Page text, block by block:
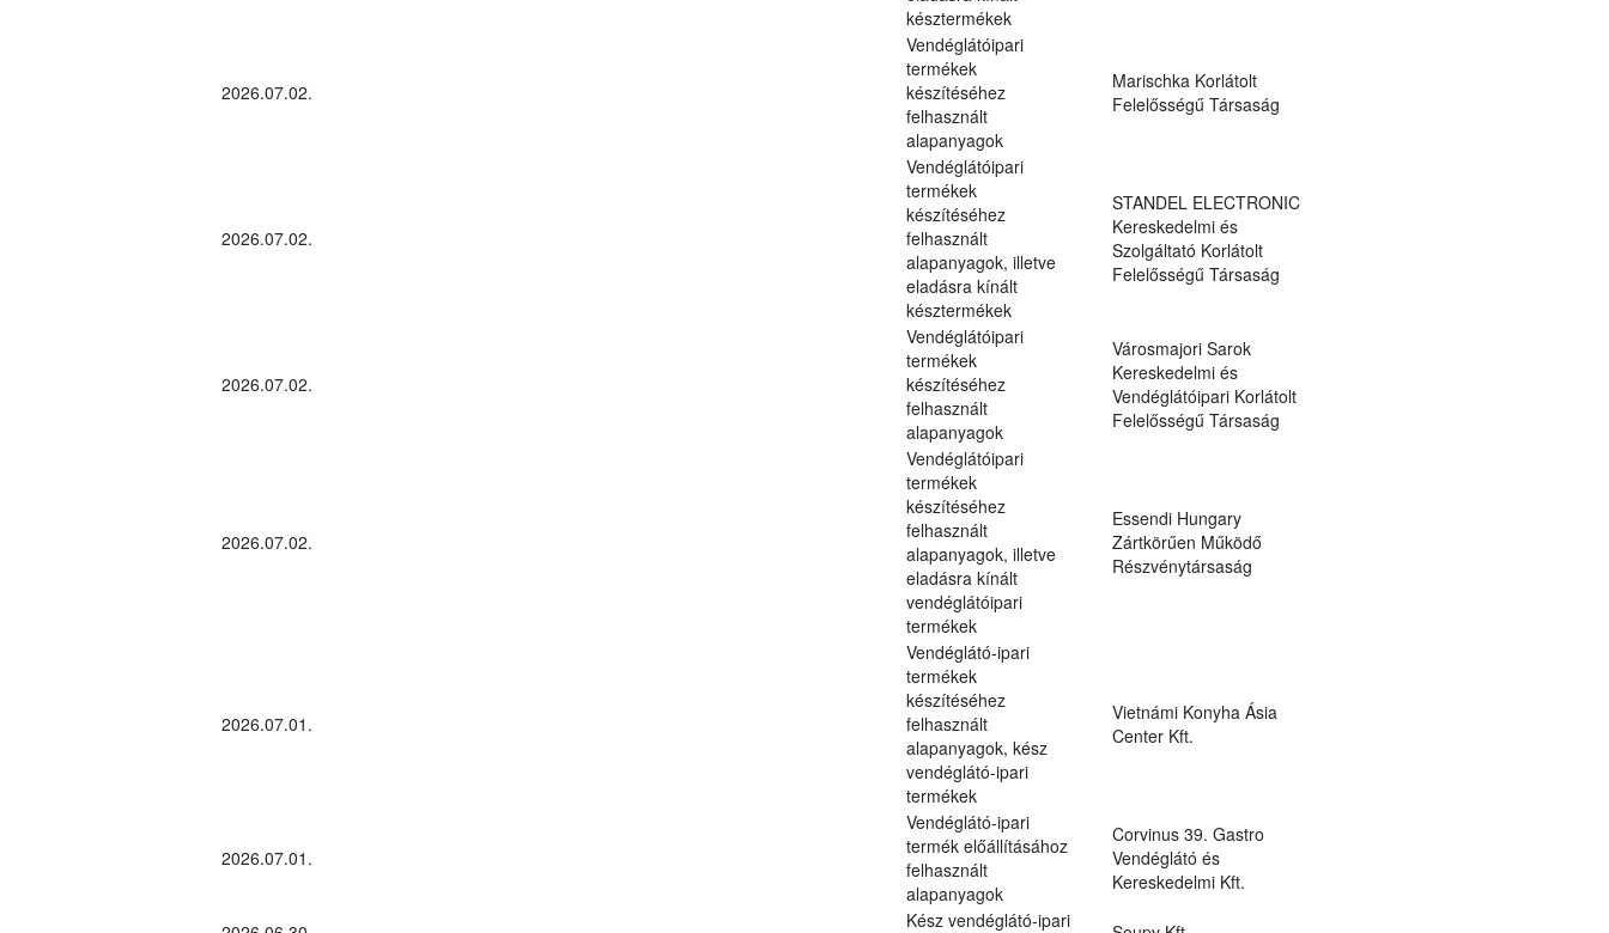
késztermékek
2026.07.02.
Vendéglátóipari
termékek
készítéséhez
felhasznált
alapanyagok
Marischka Korlátolt
Felelősségű Társaság
2026.07.02.
Vendéglátóipari
termékek
készítéséhez
felhasznált
alapanyagok, illetve
eladásra kínált
késztermékek
STANDEL ELECTRONIC
Kereskedelmi és
Szolgáltató Korlátolt
Felelősségű Társaság
2026.07.02.
Vendéglátóipari
termékek
készítéséhez
felhasznált
alapanyagok
Városmajori Sarok
Kereskedelmi és
Vendéglátóipari Korlátolt
Felelősségű Társaság
2026.07.02.
Vendéglátóipari
termékek
készítéséhez
felhasznált
alapanyagok, illetve
eladásra kínált
vendéglátóipari
termékek
Essendi Hungary
Zártkörűen Működő
Részvénytársaság
2026.07.01.
Vendéglátó-ipari
termékek
készítéséhez
felhasznált
alapanyagok, kész
vendéglátó-ipari
termékek
Vietnámi Konyha Ásia
Center Kft.
2026.07.01.
Vendéglátó-ipari
termék előállításához
felhasznált
alapanyagok
Corvinus 39. Gastro
Vendéglátó és
Kereskedelmi Kft.
Kész vendéglátó-ipari